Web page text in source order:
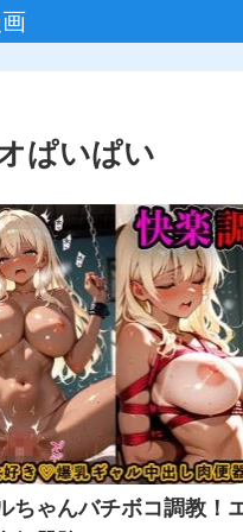
ぱいぱい
ちゃんバチボコ調教！